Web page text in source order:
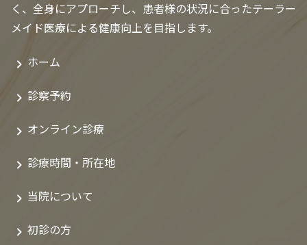
く、全身にアプローチし、患者様の状況に合ったテーラー
メイド医療による健康向上を目指します。
ホーム
診察予約
オンライン診療
診療時間・所在地
当院について
初診の方